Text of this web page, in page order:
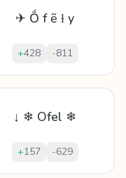
✈ Ṍ f ẽ ƚ y
+428 -811
↓ ❄ Ofel ❄
+157 -629